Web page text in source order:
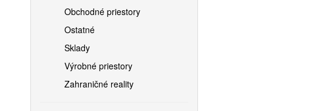
Obchodné priestory
Ostatné
Sklady
Výrobné priestory
Zahraničné reality